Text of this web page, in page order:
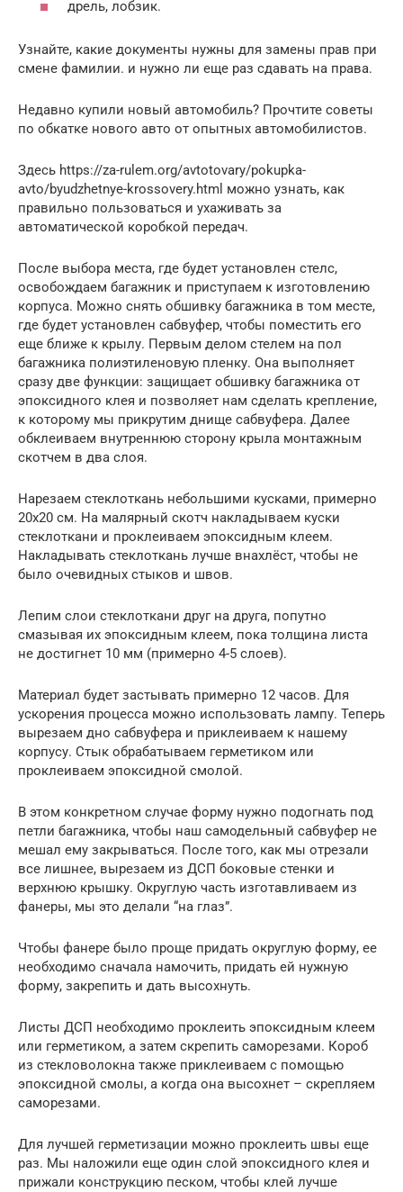
дрель, лобзик.
Узнайте, какие документы нужны для замены прав при
смене фамилии. и нужно ли еще раз сдавать на права.
Недавно купили новый автомобиль? Прочтите советы
по обкатке нового авто от опытных автомобилистов.
Здесь https://za-rulem.org/avtotovary/pokupka-
avto/byudzhetnye-krossovery.html можно узнать, как
правильно пользоваться и ухаживать за
автоматической коробкой передач.
После выбора места, где будет установлен стелс,
освобождаем багажник и приступаем к изготовлению
корпуса. Можно снять обшивку багажника в том месте,
где будет установлен сабвуфер, чтобы поместить его
еще ближе к крылу. Первым делом стелем на пол
багажника полиэтиленовую пленку. Она выполняет
сразу две функции: защищает обшивку багажника от
эпоксидного клея и позволяет нам сделать крепление,
к которому мы прикрутим днище сабвуфера. Далее
обклеиваем внутреннюю сторону крыла монтажным
скотчем в два слоя.
Нарезаем стеклоткань небольшими кусками, примерно
20х20 см. На малярный скотч накладываем куски
стеклоткани и проклеиваем эпоксидным клеем.
Накладывать стеклоткань лучше внахлёст, чтобы не
было очевидных стыков и швов.
Лепим слои стеклоткани друг на друга, попутно
смазывая их эпоксидным клеем, пока толщина листа
не достигнет 10 мм (примерно 4-5 слоев).
Материал будет застывать примерно 12 часов. Для
ускорения процесса можно использовать лампу. Теперь
вырезаем дно сабвуфера и приклеиваем к нашему
корпусу. Стык обрабатываем герметиком или
проклеиваем эпоксидной смолой.
В этом конкретном случае форму нужно подогнать под
петли багажника, чтобы наш самодельный сабвуфер не
мешал ему закрываться. После того, как мы отрезали
все лишнее, вырезаем из ДСП боковые стенки и
верхнюю крышку. Округлую часть изготавливаем из
фанеры, мы это делали “на глаз”.
Чтобы фанере было проще придать округлую форму, ее
необходимо сначала намочить, придать ей нужную
форму, закрепить и дать высохнуть.
Листы ДСП необходимо проклеить эпоксидным клеем
или герметиком, а затем скрепить саморезами. Короб
из стекловолокна также приклеиваем с помощью
эпоксидной смолы, а когда она высохнет – скрепляем
саморезами.
Для лучшей герметизации можно проклеить швы еще
раз. Мы наложили еще один слой эпоксидного клея и
прижали конструкцию песком, чтобы клей лучше